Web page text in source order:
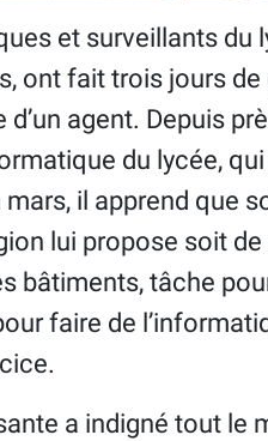
et surveillants du
ont fait trois jours
agent. Depuis
du lycée,
il apprend que
lui propose soit
bâtiments, tâche
faire de
a indigné tout le